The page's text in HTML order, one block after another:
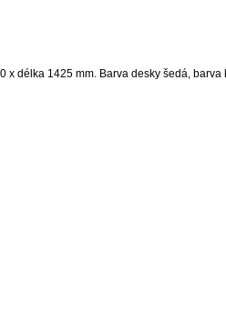
délka 1425 mm. Barva desky šedá, barva